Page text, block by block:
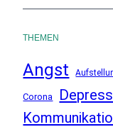
c
v
THEMEN
Angst
Corona